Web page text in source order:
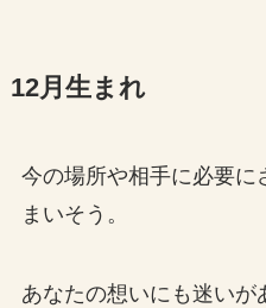
12月生まれ
今の場所や相手に必要に
まいそう。
あなたの想いにも迷いが